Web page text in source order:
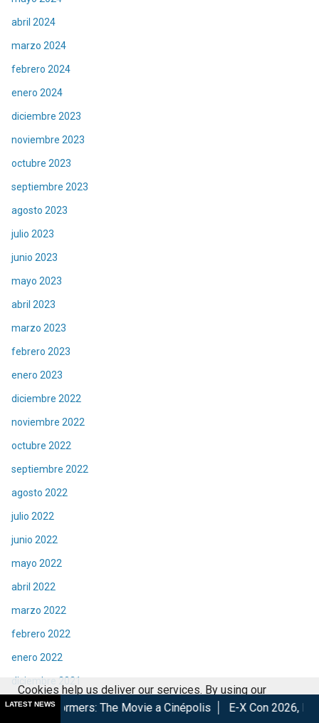
abril 2024
marzo 2024
febrero 2024
enero 2024
diciembre 2023
noviembre 2023
octubre 2023
septiembre 2023
agosto 2023
julio 2023
junio 2023
mayo 2023
abril 2023
marzo 2023
febrero 2023
enero 2023
diciembre 2022
noviembre 2022
octubre 2022
septiembre 2022
agosto 2022
julio 2022
junio 2022
mayo 2022
abril 2022
marzo 2022
febrero 2022
enero 2022
diciembre 2021
noviembre 2021
LATEST NEWS
The Movie a Cinépolis E-X Con 2026, Éxito total en la
Cookies help us deliver our services. By using our
services, you agree to our use of cookies.
Got it